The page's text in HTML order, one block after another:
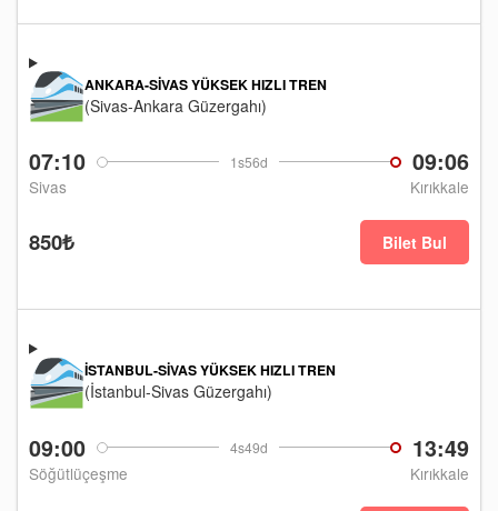
07:10 1s56d 09:06
Sivas Kırıkkale
ANKARA-SIVAS YÜKSEK HIZLI TREN
(Sivas-Ankara Güzergahı)
850₺ Bilet Bul
09:00 4s49d 13:49
Söğütlüçeşme Kırıkkale
İSTANBUL-SIVAS YÜKSEK HIZLI TREN
(İstanbul-Sivas Güzergahı)